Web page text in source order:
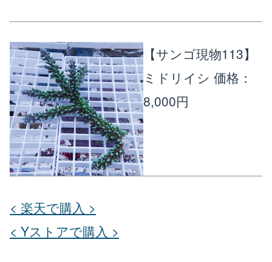
【サンゴ現物113】
ミドリイシ 価格：
8,000円
< 楽天で購入 >
< Yストアで購入 >